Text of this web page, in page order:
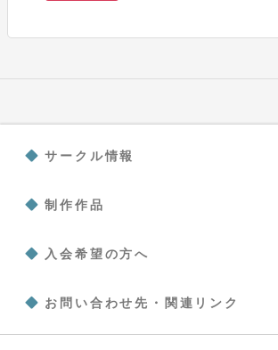
サークル情報
制作作品
入会希望の方へ
お問い合わせ先・関連リンク